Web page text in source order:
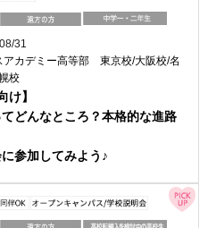
31
アカデミー高等部 東京校/大阪校/名
校
け】
どんなところ？本格的な進路
参加してみよう♪